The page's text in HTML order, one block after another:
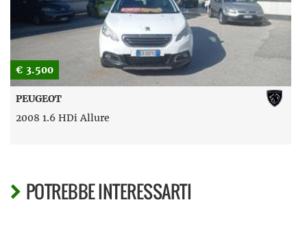
€ 3.500
PEUGEOT
2008 1.6 HDi Allure
POTREBBE INTERESSARTI